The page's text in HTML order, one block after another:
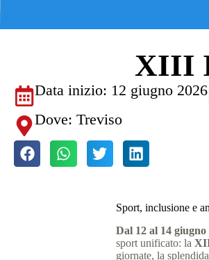
XIII
Data inizio: 12 giugno 2026
Dove: Treviso
Sport, inclusione e
Dal 12 al 14 giugno
sport unificato: la
giornate, la